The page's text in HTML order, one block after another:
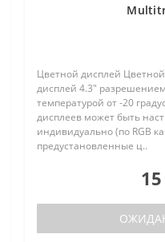
Цветной дисплей
дисплей 4.3"
температурой от -20
дисплеев может быть
индивидуально (по RGB
предустановленные ц..